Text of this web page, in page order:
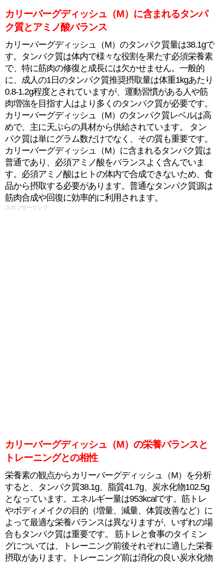
カリーバーグディッシュ（M）に含まれるタンパ
ク質とアミノ酸バランス
カリーバーグディッシュ（M）のタンパク質量は38.1gで
す。タンパク質は体内で様々な役割を果たす必須栄養素
で、特に筋肉の修復と成長には欠かせません。一般的
に、成人の1日のタンパク質推奨摂取量は体重1kgあたり
0.8-1.2g程度とされていますが、運動習慣がある人や筋
肉増強を目指す人はより多くのタンパク質が必要です。
カリーバーグディッシュ（M）のタンパク質レベルは高
めで、主に天ぷらの具材から供給されています。 タン
パク質は単にグラム数だけでなく、その質も重要です。
カリーバーグディッシュ（M）に含まれるタンパク質は
普通であり、必須アミノ酸をバランスよく含んでいま
す。必須アミノ酸はヒトの体内で合成できないため、食
品から摂取する必要があります。普通なタンパク質源は
筋肉合成や回復に効率的に利用されます。
スポンサーリンク
カリーバーグディッシュ（M）の栄養バランスと
トレーニングとの相性
栄養素の観点からカリーバーグディッシュ（M）を分析
すると、タンパク質38.1g、脂質41.7g、炭水化物102.5g
となっています。エネルギー量は953kcalです。筋トレ
やボディメイクの目的（増量、減量、体質改善など）に
よって最適な栄養バランスは異なりますが、いずれの場
合もタンパク質は重要です。 筋トレと食事のタイミン
グについては、トレーニング前後それぞれに適した栄養
摂取があります。トレーニング前は消化の良い炭水化物